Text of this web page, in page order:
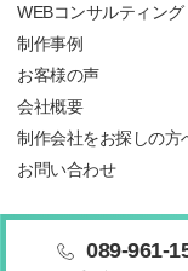
WEBコンサルティング
制作事例
お客様の声
会社概要
制作会社をお探しの方
お問い合わせ
089-961-